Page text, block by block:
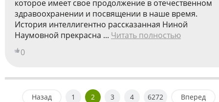
которое имеет свое продолжение в отечественном
здравоохранении и посвящении в наше время.
История интеллигентно рассказанная Ниной
Наумовной прекрасна ... Читать полностью
0
Назад 1 2 3 4 6272 Вперед